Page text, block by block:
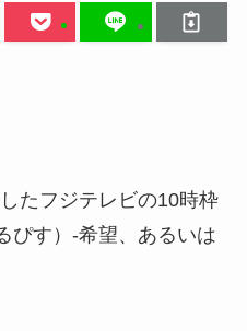
たフジテレビの10時枠
ぴす）-希望、あるいは